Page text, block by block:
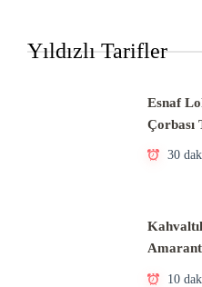
Yıldızlı Tarifler
Esnaf
Çorbası
30
10